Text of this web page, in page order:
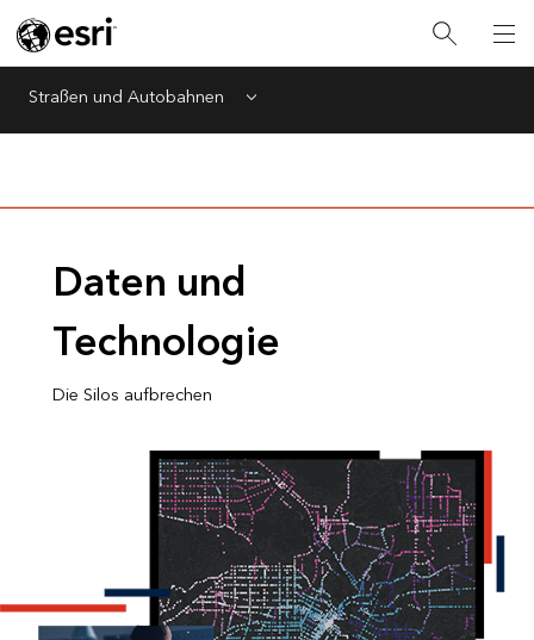
Straßen und Autobahnen Menu
Daten und
Technologie
Die Silos aufbrechen